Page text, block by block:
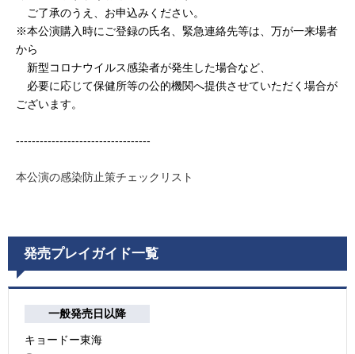
ご了承のうえ、お申込みください。
※本公演購入時にご登録の氏名、緊急連絡先等は、万が一来場者
から
新型コロナウイルス感染者が発生した場合など、
必要に応じて保健所等の公的機関へ提供させていただく場合が
ございます。
----------------------------------
本公演の感染防止策チェックリスト
発売プレイガイド一覧
一般発売日以降
キョードー東海